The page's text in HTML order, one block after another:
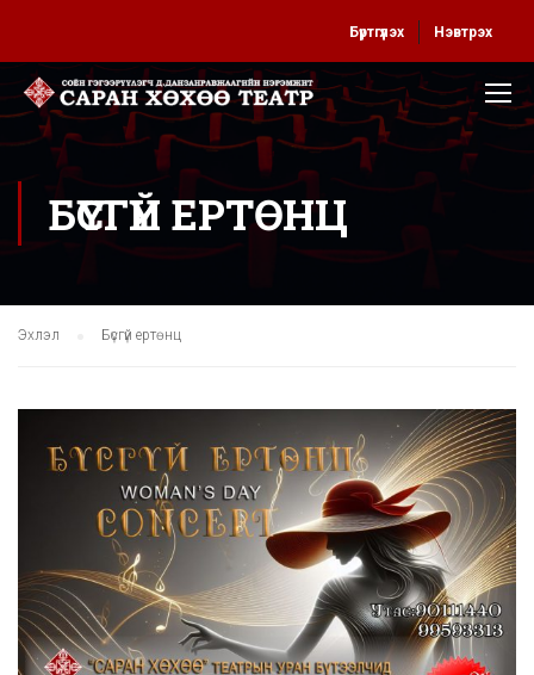
Бүртгүүлэх Нэвтрэх
БҮСГҮЙ ЕРТӨНЦ
Эхлэл Бүсгүй ертөнц